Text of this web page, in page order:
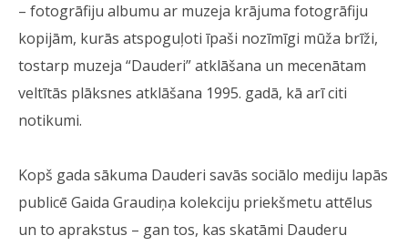
– fotogrāfiju albumu ar muzeja krājuma fotogrāfiju
kopijām, kurās atspoguļoti īpaši nozīmīgi mūža brīži,
tostarp muzeja “Dauderi” atklāšana un mecenātam
veltītās plāksnes atklāšana 1995. gadā, kā arī citi
notikumi.
Kopš gada sākuma Dauderi savās sociālo mediju lapās
publicē Gaida Graudiņa kolekciju priekšmetu attēlus
un to aprakstus – gan tos, kas skatāmi Dauderu